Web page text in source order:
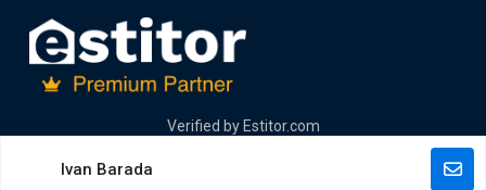
Verified by Estitor.com
Ivan Barada